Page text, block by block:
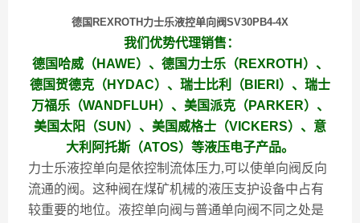
德国 REXROTH力士乐液控单向阀SV30PB4-4X
我们优势代理销售：
德国哈威（HAWE）、德国力士乐（REXROTH）、
德国贺德克（HYDAC）、瑞士比利（BIERI）、瑞士
万福乐（WANDFLUH）、美国派克（PARKER）、
美国太阳（SUN）、美国威格士（VICKERS）、意
大利阿托斯（ATOS）等液压电子产品。
力士乐液控单向是依控制流体压力,可以使单向阀反向
流通的阀。这种阀在煤矿机械的液压支护设备中占有
较重要的地位。液控单向阀与普通单向阀不同之处是